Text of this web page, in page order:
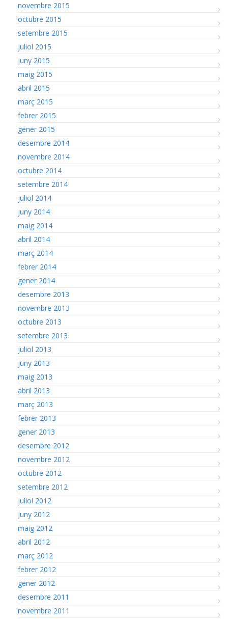
novembre 2015
octubre 2015
setembre 2015
juliol 2015
juny 2015
maig 2015
abril 2015
març 2015
febrer 2015
gener 2015
desembre 2014
novembre 2014
octubre 2014
setembre 2014
juliol 2014
juny 2014
maig 2014
abril 2014
març 2014
febrer 2014
gener 2014
desembre 2013
novembre 2013
octubre 2013
setembre 2013
juliol 2013
juny 2013
maig 2013
abril 2013
març 2013
febrer 2013
gener 2013
desembre 2012
novembre 2012
octubre 2012
setembre 2012
juliol 2012
juny 2012
maig 2012
abril 2012
març 2012
febrer 2012
gener 2012
desembre 2011
novembre 2011